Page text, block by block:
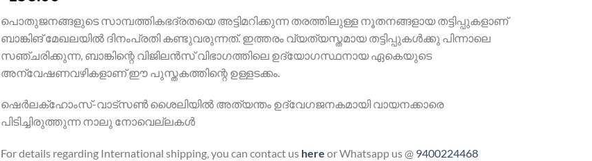
പൊതുജനങ്ങളുടെ സാമ്പത്തികഭദ്രതയെ അട്ടിമറിക്കുന്ന തരത്തിലുള്ള നൂതനങ്ങളായ തട്ടിപ്പുകളാണ്
ബാങ്കിങ് മേഖലയില്‍ ദിനംപ്രതി കണ്ടുവരുന്നത്. ഇത്തരം വ്യത്യസ്തമായ തട്ടിപ്പുകള്‍ക്കു പിന്നാലെ
സഞ്ചരിക്കുന്ന, ബാങ്കിന്റെ വിജിലന്‍സ് വിഭാഗത്തിലെ ഉദ്യോഗസ്ഥനായ ഏകെയുടെ
അന്വേഷണവഴികളാണ് ഈ പുസ്തകത്തിന്റെ ഉള്ളടക്കം.
ഷെര്‍ലക്‌ഹോംസ്-വാട്‌സണ്‍ ശൈലിയില്‍ അത്യന്തം ഉദ്വേഗജനകമായി വായനക്കാരെ
പിടിച്ചിരുത്തുന്ന നാലു നോവെല്ലകള്‍
For details regarding International shipping, you can contact us here or Whatsapp us @ 9400224468